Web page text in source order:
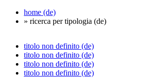
home (de)
» ricerca per tipologia (de)
titolo non definito (de)
titolo non definito (de)
titolo non definito (de)
titolo non definito (de)